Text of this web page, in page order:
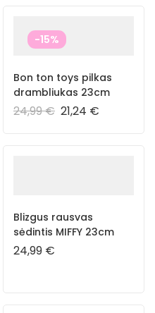
-15%
Bon ton toys pilkas
drambliukas 23cm
24,99€ 21,24 €
Blizgus rausvas
sėdintis MIFFY 23cm
24,99 €